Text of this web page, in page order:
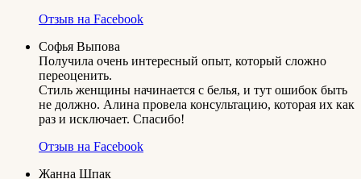
Отзыв на Facebook
Софья Выпова
Получила очень интересный опыт, который сложно
переоценить.
Стиль женщины начинается с белья, и тут ошибок быть
не должно. Алина провела консультацию, которая их как
раз и исключает. Спасибо!
Отзыв на Facebook
Жанна Шпак